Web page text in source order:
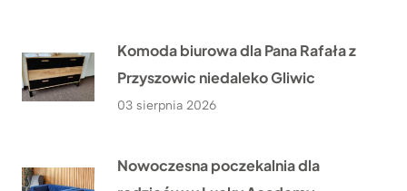
Komoda biurowa dla Pana Rafała z
Przyszowic niedaleko Gliwic
03 sierpnia 2026
Nowoczesna poczekalnia dla